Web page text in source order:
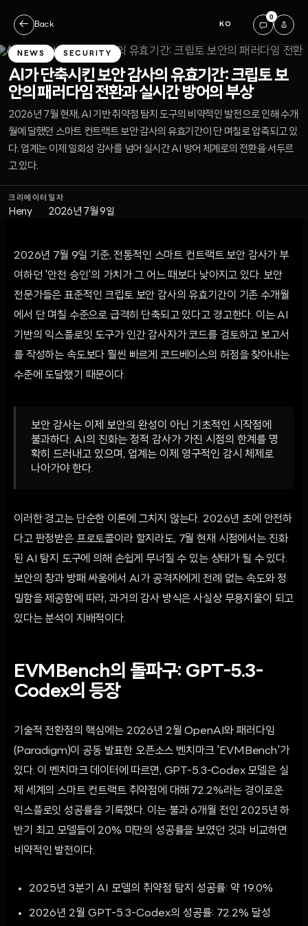
← Back KO
0
NEWS SECURITY
AI가 단축시킨 보안 감사의 유효기간: 크립토 보
안의 패러다임 전환과 실시간 방어의 부상
2026년 7월 현재, AI 기반 취약점 탐지 도구의 비약적인 발전으로 인해 수개
월에 달했던 스마트 컨트랙트 보안 감사의 유효기간이 단 며칠로 압축되고 있
다. 업계는 이제 일회성 감사를 넘어 실시간 AI 방어 체계로의 전환을 서두르
고 있다.
크리에이터
Heny
일자
2026년 7월 9일
2026년 7월 9일 기준, 전통적인 스마트 컨트랙트 보안 감사가 부
여하던 '안전 승인'의 가치가 그 어느 때보다 낮아지고 있다. 보안
전문가들은 표준적인 크립토 보안 감사의 유효기간이 기존 수개월
에서 단 며칠 수준으로 급격히 단축되고 있다고 경고한다. 이는 AI
기반의 익스플로잇 도구가 인간 감사자가 코드를 검토하고 보고서
를 작성하는 속도보다 훨씬 빠르게 코드베이스의 허점을 찾아내는
수준에 도달했기 때문이다.
보안 감사는 이제 보안의 완성이 아닌 기초적인 시작점에
불과하다. AI의 진화는 정적 감사가 가진 시점의 한계를 명
확히 드러내고 있으며, 업계는 이제 영구적인 감시 체제로
나아가야 한다.
이러한 경고는 단순한 이론에 그치지 않는다. 2026년 초에 안전하
다고 판정받은 프로토콜이라 할지라도, 7월 현재 시점에서는 진화
된 AI 탐지 도구에 의해 손쉽게 무너질 수 있는 상태가 될 수 있다.
보안의 창과 방패 싸움에서 AI가 공격자에게 전례 없는 속도와 정
밀함을 제공함에 따라, 과거의 감사 방식은 사실상 무용지물이 되고
있다는 분석이 지배적이다.
EVMBench의 돌파구: GPT-5.3-
Codex의 등장
기술적 전환점의 핵심에는 2026년 2월 OpenAI와 패러다임
(Paradigm)이 공동 발표한 오픈소스 벤치마크 'EVMBench'가
있다. 이 벤치마크 데이터에 따르면, GPT-5.3-Codex 모델은 실
제 세계의 스마트 컨트랙트 취약점에 대해 72.2%라는 경이로운
익스플로잇 성공률을 기록했다. 이는 불과 6개월 전인 2025년 하
반기 최고 모델들이 20% 미만의 성공률을 보였던 것과 비교하면
비약적인 발전이다.
2025년 3분기 AI 모델의 취약점 탐지 성공률: 약 19.0%
2026년 2월 GPT-5.3-Codex의 성공률: 72.2% 달성